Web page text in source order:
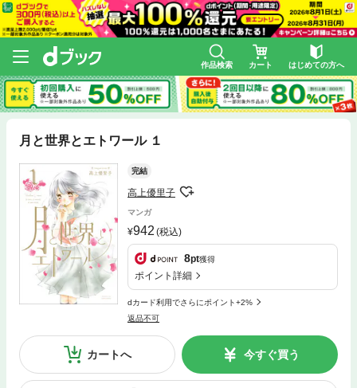
作品検索 カート はじめての方へ
月と世界とエトワール １
完結
高上優里子
マンガ
942 (税込)
8pt獲得
ポイント詳細
dカード利用でさらにポイント+2%
返品不可
カートへ 今すぐ買う